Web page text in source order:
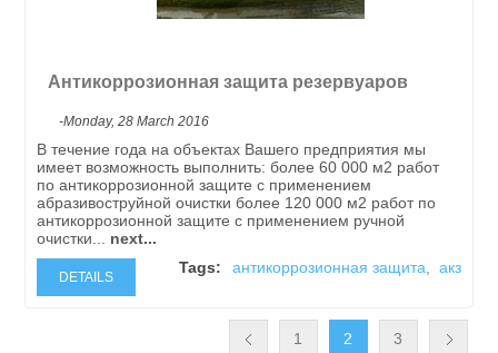
Антикоррозионная защита резервуаров
-Monday, 28 March 2016
В течение года на объектах Вашего предприятия мы
имеет возможность выполнить: более 60 000 м2 работ
по антикоррозионной защите с применением
абразивоструйной очистки более 120 000 м2 работ по
антикоррозионной защите с применением ручной
очистки... next...
Tags:
антикоррозионная защита акз
DETAILS
1 2 3